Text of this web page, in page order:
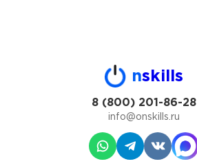
nskills
8 (800) 201-86-28
info@onskills.ru